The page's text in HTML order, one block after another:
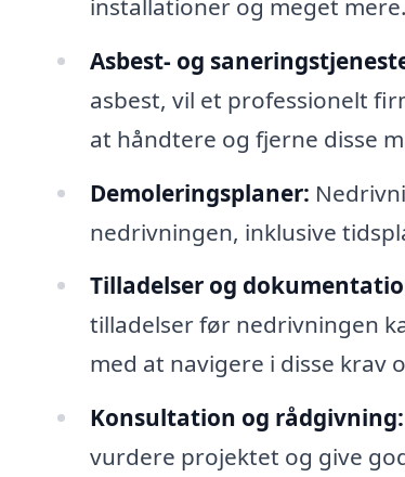
installationer og meget mere.
Asbest- og
asbest, vil et professionelt
at håndtere og fjerne disse
Demoleringsplaner:
nedrivningen, inklusive
Tilladelser og
tilladelser før nedrivningen
med at navigere i disse krav
Konsultation og rådgivning:
vurdere projektet og give